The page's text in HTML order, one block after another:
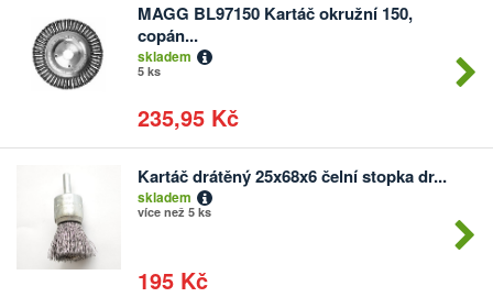
MAGG BL97150 Kartáč okružní 150,
copán...
skladem
5 ks
235,95 Kč
Počet
Kartáč drátěný 25x68x6 čelní stopka dr...
skladem
více než 5 ks
195 Kč
Počet
kusů